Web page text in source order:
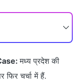
मध्य प्रदेश की
फिर चर्चा में हैं.